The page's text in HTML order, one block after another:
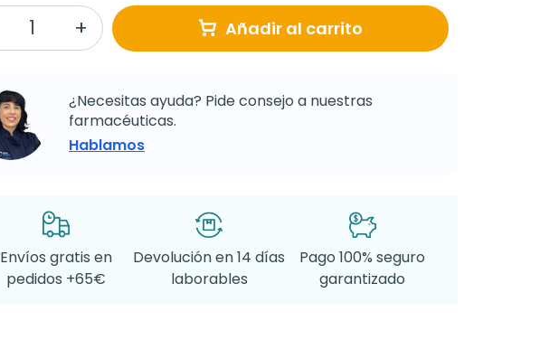
Añadir al carrito
¿Necesitas ayuda? Pide consejo a nuestras
farmacéuticas.
Hablamos
Envíos gratis en
pedidos +65€
Devolución en 14 días
laborables
Pago 100% seguro
garantizado